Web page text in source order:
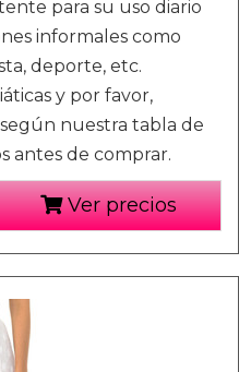
para su uso diario
informales como
deporte, etc.
y por favor,
nuestra tabla de
antes de comprar.
Ver precios